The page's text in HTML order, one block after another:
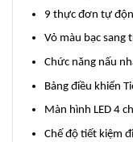
9 thực đơn tự
Vỏ màu bạc sang
Chức năng nấu
Bảng điều khiển
Màn hình LED 4
Chế độ tiết kiệm